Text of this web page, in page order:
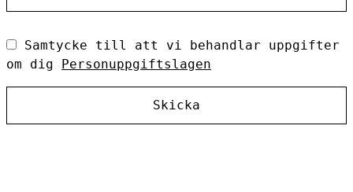
Samtycke till att vi behandlar uppgifter
om dig
Personuppgiftslagen
Skicka